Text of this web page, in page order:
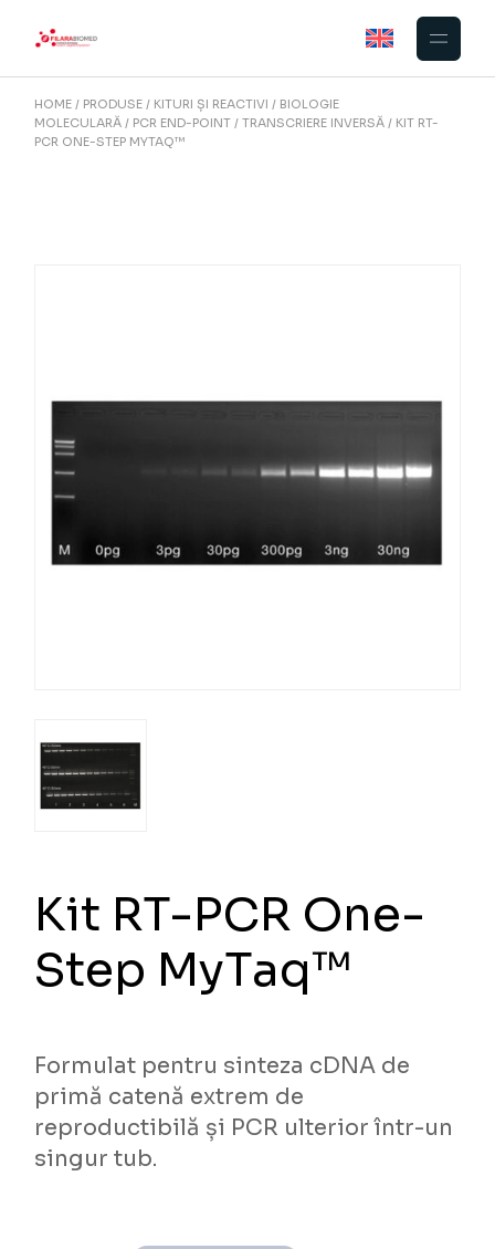
HOME PRODUSE KITURI ȘI REACTIVI
BIOLOGIE
MOLECULARĂ
PCR END-POINT TRANSCRIERE INVERSĂ
KIT RT-
PCR ONE-STEP MYTAQ™
Kit RT-PCR One-
Step MyTaq™
Formulat pentru sinteza cDNA de
primă catenă extrem de
reproductibilă și PCR ulterior într-un
singur tub.